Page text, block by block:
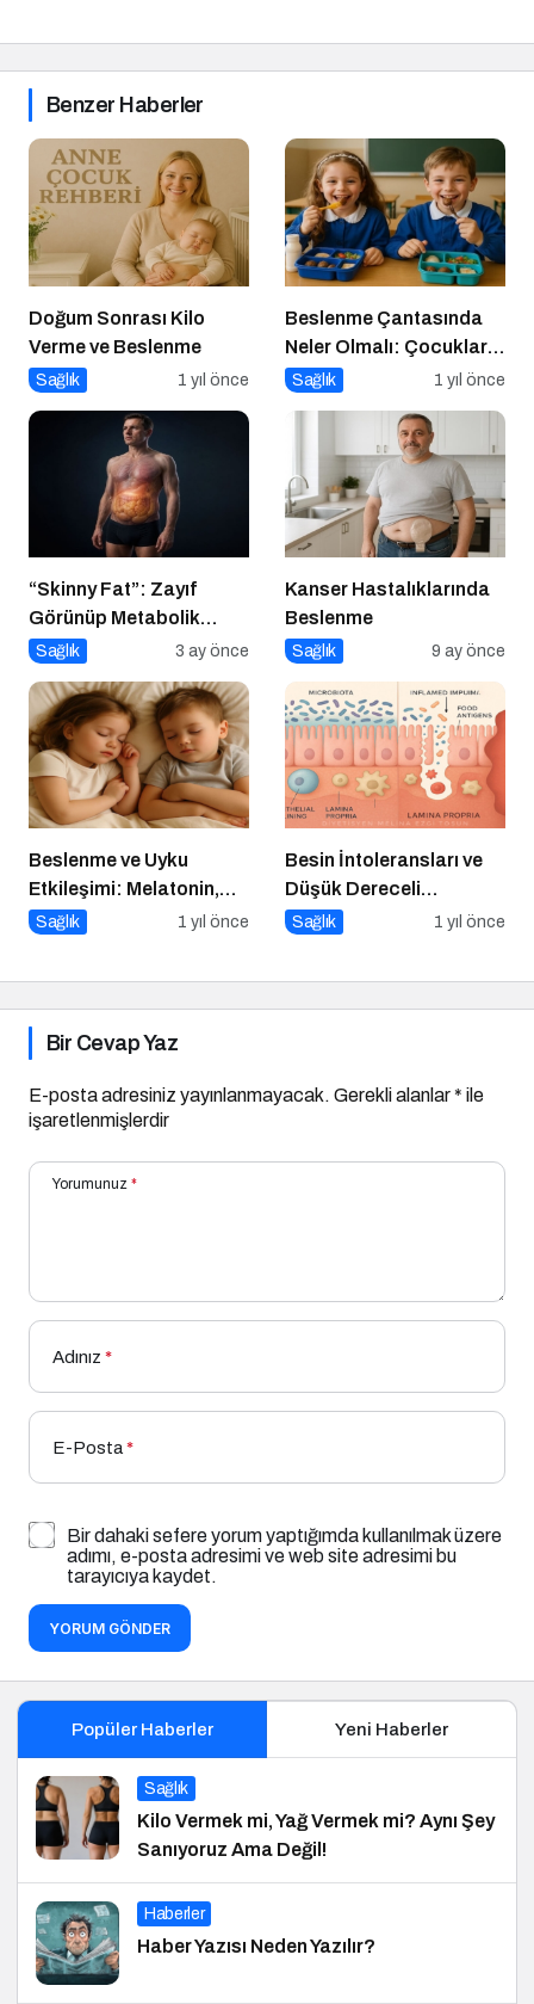
Benzer Haberler
Doğum Sonrası Kilo
Verme ve Beslenme
Sağlık 1 yıl önce
Beslenme Çantasında
Neler Olmalı: Çocuklar
İçin Lezzetli ve Dengeli
Sağlık 1 yıl önce
“Skinny Fat”: Zayıf
Görünüp Metabolik
Olarak Riskli Olmak
Sağlık 3 ay önce
Kanser Hastalıklarında
Beslenme
Sağlık 9 ay önce
Beslenme ve Uyku
Etkileşimi: Melatonin,
Triptofan ve Çocuk
Sağlık 1 yıl önce
Besin İntoleransları ve
Düşük Dereceli
Enflamasyonun Kronik
Sağlık 1 yıl önce
Bir Cevap Yaz
E-posta adresiniz yayınlanmayacak. Gerekli alanlar* ile
işaretlenmişlerdir
Yorumunuz *
Adınız *
E-Posta*
Bir dahaki sefere yorum yaptığımda kullanılmak üzere
adımı, e-posta adresimi ve web site adresimi bu
tarayıcıya kaydet.
YORUM GÖNDER
Popüler Haberler Yeni Haberler
Sağlık
Kilo Vermek mi, Yağ Vermek mi? Aynı Şey
Sanıyoruz Ama Değil!
Haberler
Haber Yazısı Neden Yazılır?